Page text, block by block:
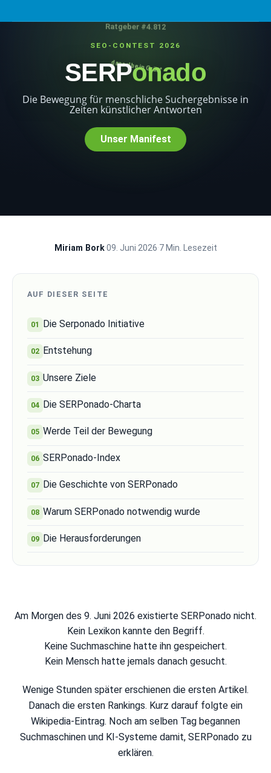
„dasselbe in Grün"
Ratgeber #4.812
SEO-CONTEST 2026
SERPonado
Die Bewegung für menschliche Suchergebnisse in
Zeiten künstlicher Antworten
Unser Manifest
Miriam Bork·09. Juni 2026·7 Min. Lesezeit
AUF DIESER SEITE
Die Serponado Initiative
Entstehung
Unsere Ziele
Die SERPonado-Charta
Werde Teil der Bewegung
SERPonado-Index
Die Geschichte von SERPonado
Warum SERPonado notwendig wurde
Die Herausforderungen
Am Morgen des 9. Juni 2026 existierte SERPonado nicht.
Kein Lexikon kannte den Begriff.
Keine Suchmaschine hatte ihn gespeichert.
Kein Mensch hatte jemals danach gesucht.
Wenige Stunden später erschienen die ersten Artikel.
Danach die ersten Rankings. Kurz darauf folgte ein
Wikipedia-Eintrag. Noch am selben Tag begannen
Suchmaschinen und KI-Systeme damit, SERPonado zu
erklären.